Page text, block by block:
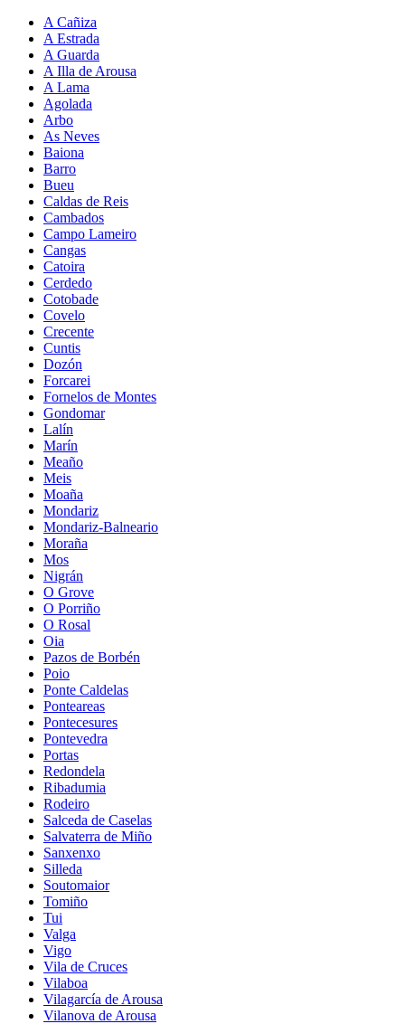
A Cañiza
A Estrada
A Guarda
A Illa de Arousa
A Lama
Agolada
Arbo
As Neves
Baiona
Barro
Bueu
Caldas de Reis
Cambados
Campo Lameiro
Cangas
Catoira
Cerdedo
Cotobade
Covelo
Crecente
Cuntis
Dozón
Forcarei
Fornelos de Montes
Gondomar
Lalín
Marín
Meaño
Meis
Moaña
Mondariz
Mondariz-Balneario
Moraña
Mos
Nigrán
O Grove
O Porriño
O Rosal
Oia
Pazos de Borbén
Poio
Ponte Caldelas
Ponteareas
Pontecesures
Pontevedra
Portas
Redondela
Ribadumia
Rodeiro
Salceda de Caselas
Salvaterra de Miño
Sanxenxo
Silleda
Soutomaior
Tomiño
Tui
Valga
Vigo
Vila de Cruces
Vilaboa
Vilagarcía de Arousa
Vilanova de Arousa